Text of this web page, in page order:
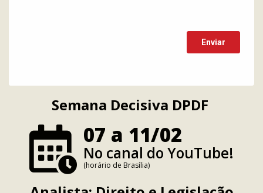
Semana Decisiva DPDF
07 a 11/02
No canal do YouTube!
(horário de Brasília)